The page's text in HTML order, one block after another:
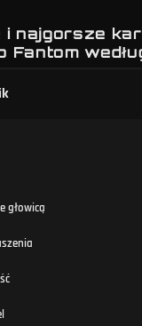
i najgorsze
Fantom
głowicą